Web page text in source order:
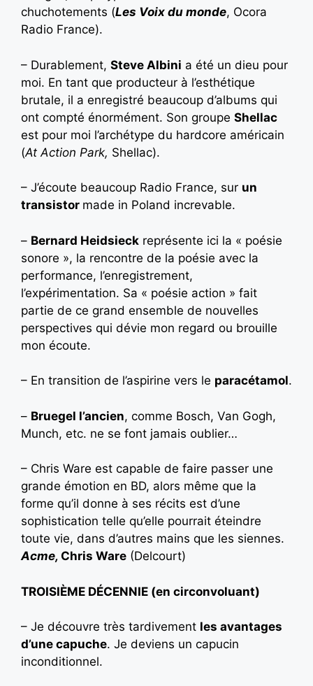
chuchotements (Les Voix du monde, Ocora
Radio France).
– Durablement, Steve Albini a été un dieu pour
moi. En tant que producteur à l’esthétique
brutale, il a enregistré beaucoup d’albums qui
ont compté énormément. Son groupe Shellac
est pour moi l’archétype du hardcore américain
(At Action Park, Shellac).
– J’écoute beaucoup Radio France, sur un
transistor made in Poland increvable.
– Bernard Heidsieck représente ici la « poésie
sonore », la rencontre de la poésie avec la
performance, l’enregistrement,
l’expérimentation. Sa « poésie action » fait
partie de ce grand ensemble de nouvelles
perspectives qui dévie mon regard ou brouille
mon écoute.
– En transition de l’aspirine vers le paracétamol.
– Bruegel l’ancien, comme Bosch, Van Gogh,
Munch, etc. ne se font jamais oublier…
– Chris Ware est capable de faire passer une
grande émotion en BD, alors même que la
forme qu’il donne à ses récits est d’une
sophistication telle qu’elle pourrait éteindre
toute vie, dans d’autres mains que les siennes.
Acme, Chris Ware (Delcourt)
TROISIÈME DÉCENNIE (en circonvoluant)
– Je découvre très tardivement les avantages
d’une capuche. Je deviens un capucin
inconditionnel.